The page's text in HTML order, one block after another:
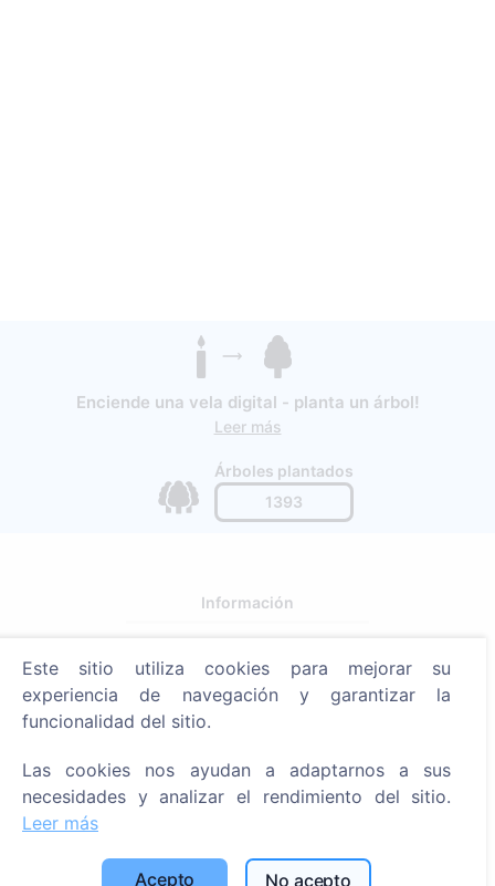
Enciende una vela digital - planta un árbol!
Leer más
Árboles plantados
1393
Información
Preguntas frecuentes
Política de privacidad
Configuración de cookies
Este sitio utiliza cookies para mejorar su
experiencia de navegación y garantizar la
funcionalidad del sitio.
Las cookies nos ayudan a adaptarnos a sus
necesidades y analizar el rendimiento del sitio.
Leer más
Acepto No acepto